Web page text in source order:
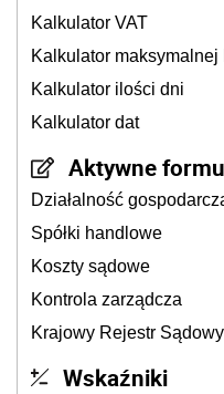
Kalkulator VAT
Kalkulator
Kalkulator ilości dni
Kalkulator dat
Aktywne
Działalność
Spółki handlowe
Koszty sądowe
Kontrola zarządcza
Krajowy Rejestr Sądowy
Wskaźniki